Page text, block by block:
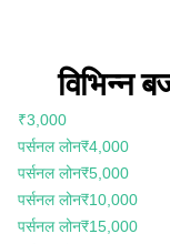
विभिन्न
₹3,000
पर्सनल लोन₹4,000
पर्सनल लोन₹5,000
पर्सनल लोन₹10,000
पर्सनल लोन₹15,000